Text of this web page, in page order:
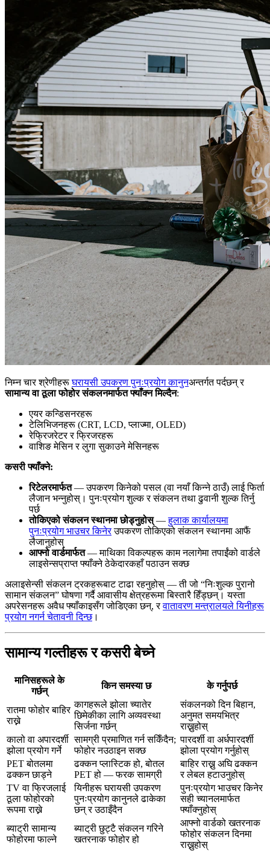
निम्न चार श्रेणीहरूघरायसी उपकरण पुनःप्रयोग कानुनअन्तर्गत पर्दछन् र
सामान्य वा ठूला फोहोर संकलनमार्फत फ्याँक्न मिल्दैन:
एयर कन्डिसनरहरू
टेलिभिजनहरू (CRT, LCD, प्लाज्मा, OLED)
रेफ्रिजरेटर र फ्रिजरहरू
वाशिङ मेसिन र लुगा सुकाउने मेसिनहरू
कसरी फ्याँक्ने:
रिटेलरमार्फत— उपकरण किनेको पसल (वा नयाँ किन्ने ठाउँ) लाई फिर्ता
लैजान भन्नुहोस्। पुनःप्रयोग शुल्क र संकलन तथा ढुवानी शुल्क तिर्नु
पर्छ
तोकिएको संकलन स्थानमा छोड्नुहोस्—हुलाक कार्यालयमा
पुनःप्रयोग भाउचर किनेरउपकरण तोकिएको संकलन स्थानमा आफैं
लैजानुहोस्
आफ्नो वार्डमार्फत— माथिका विकल्पहरू काम नलागेमा तपाईंको वार्डले
लाइसेन्सप्राप्त फ्याँक्ने ठेकेदारकहाँ पठाउन सक्छ
अलाइसेन्सी संकलन ट्रकहरूबाट टाढा रहनुहोस् — ती जो “निःशुल्क पुरानो
सामान संकलन” घोषणा गर्दै आवासीय क्षेत्रहरूमा बिस्तारै हिँड्छन्। यस्ता
अपरेसनहरू अवैध फ्याँकाइसँग जोडिएका छन्, रवातावरण मन्त्रालयले यिनीहरू
प्रयोग नगर्न चेतावनी दिन्छ।
सामान्य गल्तीहरू र कसरी बेच्ने
मानिसहरूले के
गर्छन्
किन समस्या छ के गर्नुपर्छ
रातमा फोहोर बाहिर
राख्ने
कागहरूले झोला च्यातेर
छिमेकीका लागि अव्यवस्था
सिर्जना गर्छन्
संकलनको दिन बिहान,
अनुमत समयभित्र
राख्नुहोस्
कालो वा अपारदर्शी
झोला प्रयोग गर्ने
सामग्री प्रमाणित गर्न सकिँदैन;
फोहोर नउठाइन सक्छ
पारदर्शी वा अर्धपारदर्शी
झोला प्रयोग गर्नुहोस्
PET बोतलमा
ढक्कन छाड्ने
ढक्कन प्लास्टिक हो, बोतल
PET हो — फरक सामग्री
बाहिर राख्नु अघि ढक्कन
र लेबल हटाउनुहोस्
TV वा फ्रिजलाई
ठूला फोहोरको
रूपमा राख्ने
यिनीहरू घरायसी उपकरण
पुनःप्रयोग कानुनले ढाकेका
छन् र उठाइँदैन
पुनःप्रयोग भाउचर किनेर
सही च्यानलमार्फत
फ्याँक्नुहोस्
ब्याट्री सामान्य
फोहोरमा फाल्ने
ब्याट्री छुट्टै संकलन गरिने
खतरनाक फोहोर हो
आफ्नो वार्डको खतरनाक
फोहोर संकलन दिनमा
राख्नुहोस्